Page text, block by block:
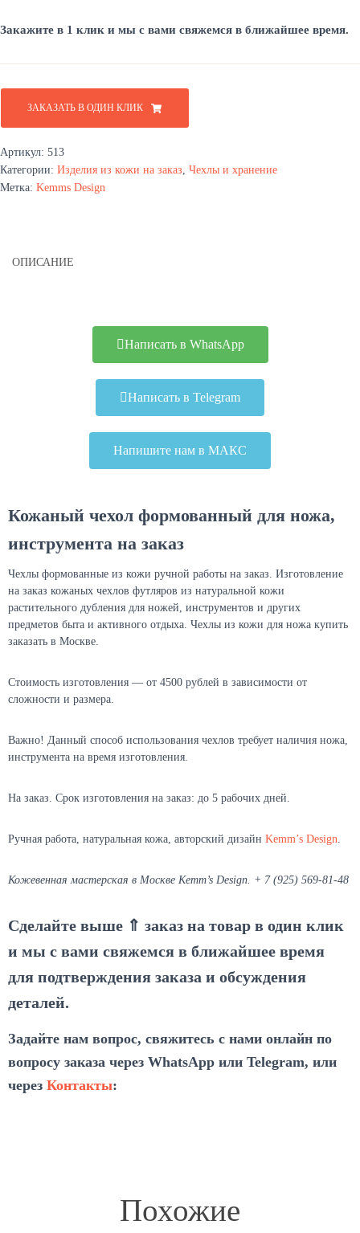
Закажите в 1 клик и мы с вами свяжемся в ближайшее время.
ЗАКАЗАТЬ В ОДИН КЛИК
Артикул: 513
Категории: Изделия из кожи на заказ, Чехлы и хранение
Метка: Kemms Design
ОПИСАНИЕ
Написать в WhatsApp
Написать в Telegram
Напишите нам в МАКС
Кожаный чехол формованный для ножа,
инструмента на заказ
Чехлы формованные из кожи ручной работы на заказ. Изготовление
на заказ кожаных чехлов футляров из натуральной кожи
растительного дубления для ножей, инструментов и других
предметов быта и активного отдыха. Чехлы из кожи для ножа купить
заказать в Москве.
Стоимость изготовления — от 4500 рублей в зависимости от
сложности и размера.
Важно! Данный способ использования чехлов требует наличия ножа,
инструмента на время изготовления.
На заказ. Срок изготовления на заказ: до 5 рабочих дней.
Ручная работа, натуральная кожа, авторский дизайн Kemm’s Design.
Кожевенная мастерская в Москве Kemm’s Design. + 7 (925) 569-81-48
Сделайте выше ⇑ заказ на товар в один клик
и мы с вами свяжемся в ближайшее время
для подтверждения заказа и обсуждения
деталей.
Задайте нам вопрос, свяжитесь с нами онлайн по
вопросу заказа через WhatsApp или Telegram, или
через Контакты:
Похожие